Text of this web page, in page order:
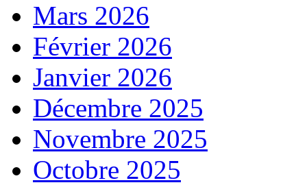
Mars 2026
Février 2026
Janvier 2026
Décembre 2025
Novembre 2025
Octobre 2025